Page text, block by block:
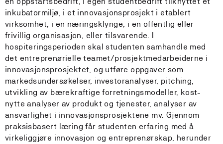
inkubatormiljø, i et innovasjonsprosjekt i etablert
virksomhet, i en næringsklynge, i en offentlig eller
frivillig organisasjon, eller tilsvarende. I
hospiteringsperioden skal studenten samhandle med
det entreprenørielle teamet/prosjektmedarbeiderne i
innovasjonsprosjektet, og utføre oppgaver som
markedsundersøkelser, investoranalyser, pitching,
utvikling av bærekraftige forretningsmodeller, kost-
nytte analyser av produkt og tjenester, analyser av
ansvarlighet i innovasjonsprosjektene mv. Gjennom
praksisbasert læring får studenten erfaring med å
virkeliggjøre innovasjon og entreprenørskap, herunder